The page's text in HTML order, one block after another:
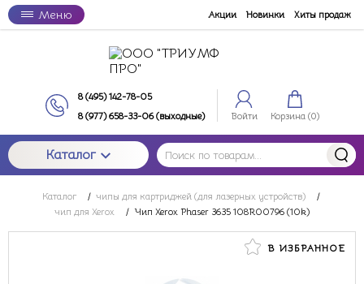
Меню Акции Новинки Хиты продаж
8 (495) 142-78-05
8 (977) 658-33-06 (выходные)
Войти Корзина (0)
Каталог
Каталог / чипы для картриджей (для лазерных устройств)
/
чип для Xerox
/ Чип Xerox Phaser 3635 108R00796 (10k)
В ИЗБРАННОЕ